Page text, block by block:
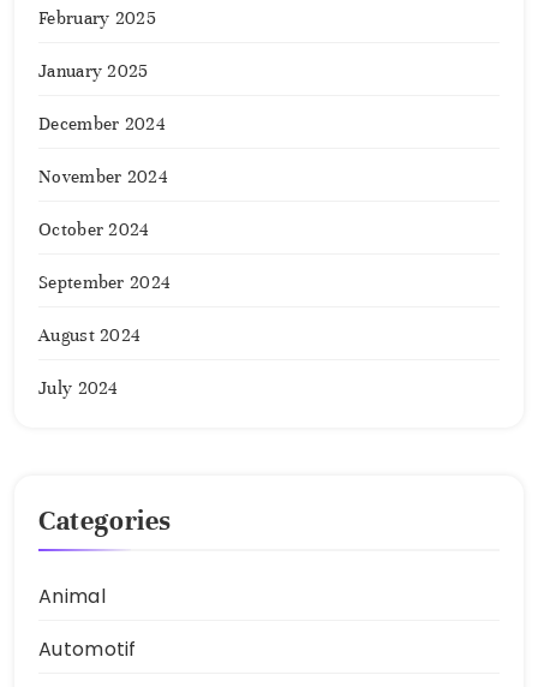
February 2025
January 2025
December 2024
November 2024
October 2024
September 2024
August 2024
July 2024
Categories
Animal
Automotif